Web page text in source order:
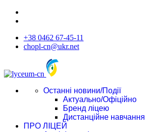
+38 0462 67-45-11
chopl-cn@ukr.net
Останні новини/Події
Актуально/Офіційно
Бренд ліцею
Дистанційне навчання
ПРО ЛІЦЕЙ